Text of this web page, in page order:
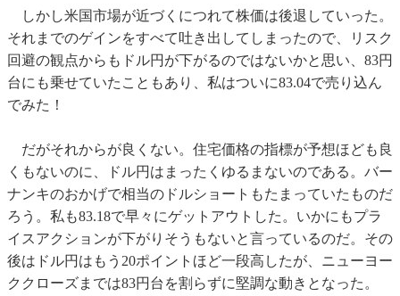
しかし米国市場が近づくにつれて株価は後退していった。
それまでのゲインをすべて吐き出してしまったので、リスク
回避の観点からもドル円が下がるのではないかと思い、83円
台にも乗せていたこともあり、私はついに83.04で売り込ん
でみた！
だがそれからが良くない。住宅価格の指標が予想ほども良
くもないのに、ドル円はまったくゆるまないのである。バー
ナンキのおかげで相当のドルショートもたまっていたものだ
ろう。私も83.18で早々にゲットアウトした。いかにもプラ
イスアクションが下がりそうもないと言っているのだ。その
後はドル円はもう20ポイントほど一段高したが、ニューヨー
ククローズまでは83円台を割らずに堅調な動きとなった。